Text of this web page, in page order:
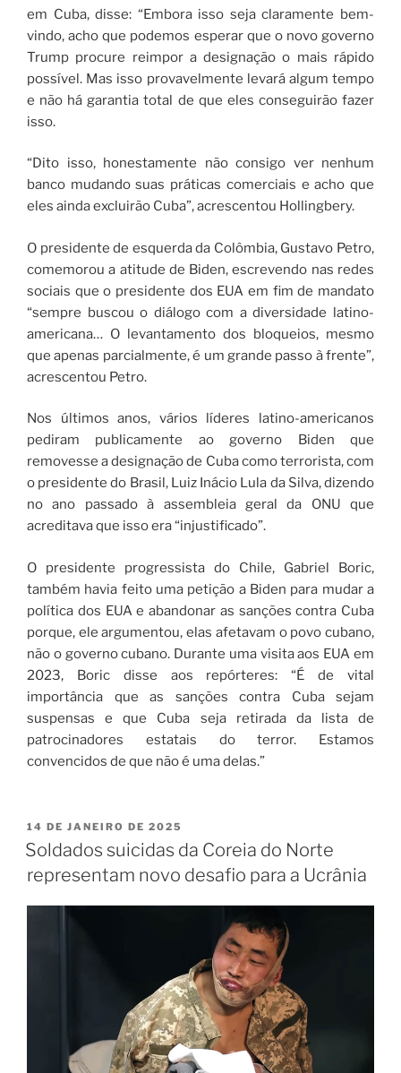
em Cuba, disse: “Embora isso seja claramente bem-
vindo, acho que podemos esperar que o novo governo
Trump procure reimpor a designação o mais rápido
possível. Mas isso provavelmente levará algum tempo
e não há garantia total de que eles conseguirão fazer
isso.
“Dito isso, honestamente não consigo ver nenhum
banco mudando suas práticas comerciais e acho que
eles ainda excluirão Cuba”, acrescentou Hollingbery.
O presidente de esquerda da Colômbia, Gustavo Petro,
comemorou a atitude de Biden, escrevendo nas redes
sociais que o presidente dos EUA em fim de mandato
“sempre buscou o diálogo com a diversidade latino-
americana… O levantamento dos bloqueios, mesmo
que apenas parcialmente, é um grande passo à frente”,
acrescentou Petro.
Nos últimos anos, vários líderes latino-americanos
pediram publicamente ao governo Biden que
removesse a designação de Cuba como terrorista, com
o presidente do Brasil, Luiz Inácio Lula da Silva, dizendo
no ano passado à assembleia geral da ONU que
acreditava que isso era “injustificado”.
O presidente progressista do Chile, Gabriel Boric,
também havia feito uma petição a Biden para mudar a
política dos EUA e abandonar as sanções contra Cuba
porque, ele argumentou, elas afetavam o povo cubano,
não o governo cubano. Durante uma visita aos EUA em
2023, Boric disse aos repórteres: “É de vital
importância que as sanções contra Cuba sejam
suspensas e que Cuba seja retirada da lista de
patrocinadores estatais do terror. Estamos
convencidos de que não é uma delas.”
14 DE JANEIRO DE 2025
Soldados suicidas da Coreia do Norte
representam novo desafio para a Ucrânia